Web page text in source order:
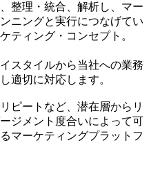
整理・統合、解析し、マー
ニングと実行につなげてい
ティング・コンセプト。
スタイルから当社への業務
適切に対応します。
ピートなど、潜在層からリ
ジメント度合いによって可
マーケティングプラットフ